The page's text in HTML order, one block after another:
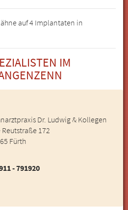
auf 4 Implantaten in
IM
Dr. Ludwig & Kollegen
Reutstraße 172
Fürth
- 791920